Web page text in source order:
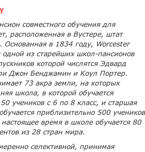
совместного обучения для
расположенная в Вустере, штат
Основанная в 1834 году, Worcester
одной из старейших школ-пансионов
которой числятся Эдвард
Джон Бенджамин и Коул Портер.
73 акра земли, на которых
школа, в которой обучается
учеников с 6 по 8 класс, и старшая
приблизительно 500 учеников
время в школе обучается 80
из 28 стран мира.
селективной, принимая